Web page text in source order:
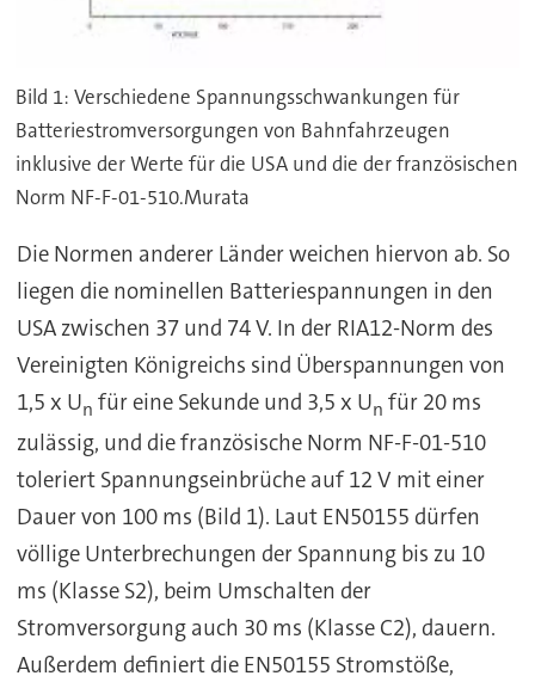
Bild 1: Verschiedene Spannungsschwankungen für
Batteriestromversorgungen von Bahnfahrzeugen
inklusive der Werte für die USA und die der französischen
Norm NF-F-01-510.Murata
Die Normen anderer Länder weichen hiervon ab. So
liegen die nominellen Batteriespannungen in den
USA zwischen 37 und 74 V. In der RIA12-Norm des
Vereinigten Königreichs sind Überspannungen von
1,5 x Un für eine Sekunde und 3,5 x Un für 20 ms
zulässig, und die französische Norm NF-F-01-510
toleriert Spannungseinbrüche auf 12 V mit einer
Dauer von 100 ms (Bild 1). Laut EN50155 dürfen
völlige Unterbrechungen der Spannung bis zu 10
ms (Klasse S2), beim Umschalten der
Stromversorgung auch 30 ms (Klasse C2), dauern.
Außerdem definiert die EN50155 Stromstöße,